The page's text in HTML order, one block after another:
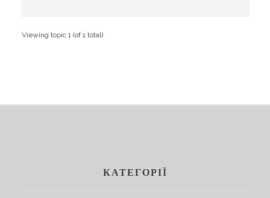
Viewing topic 1 (of 1 total)
КАТЕГОРІЇ